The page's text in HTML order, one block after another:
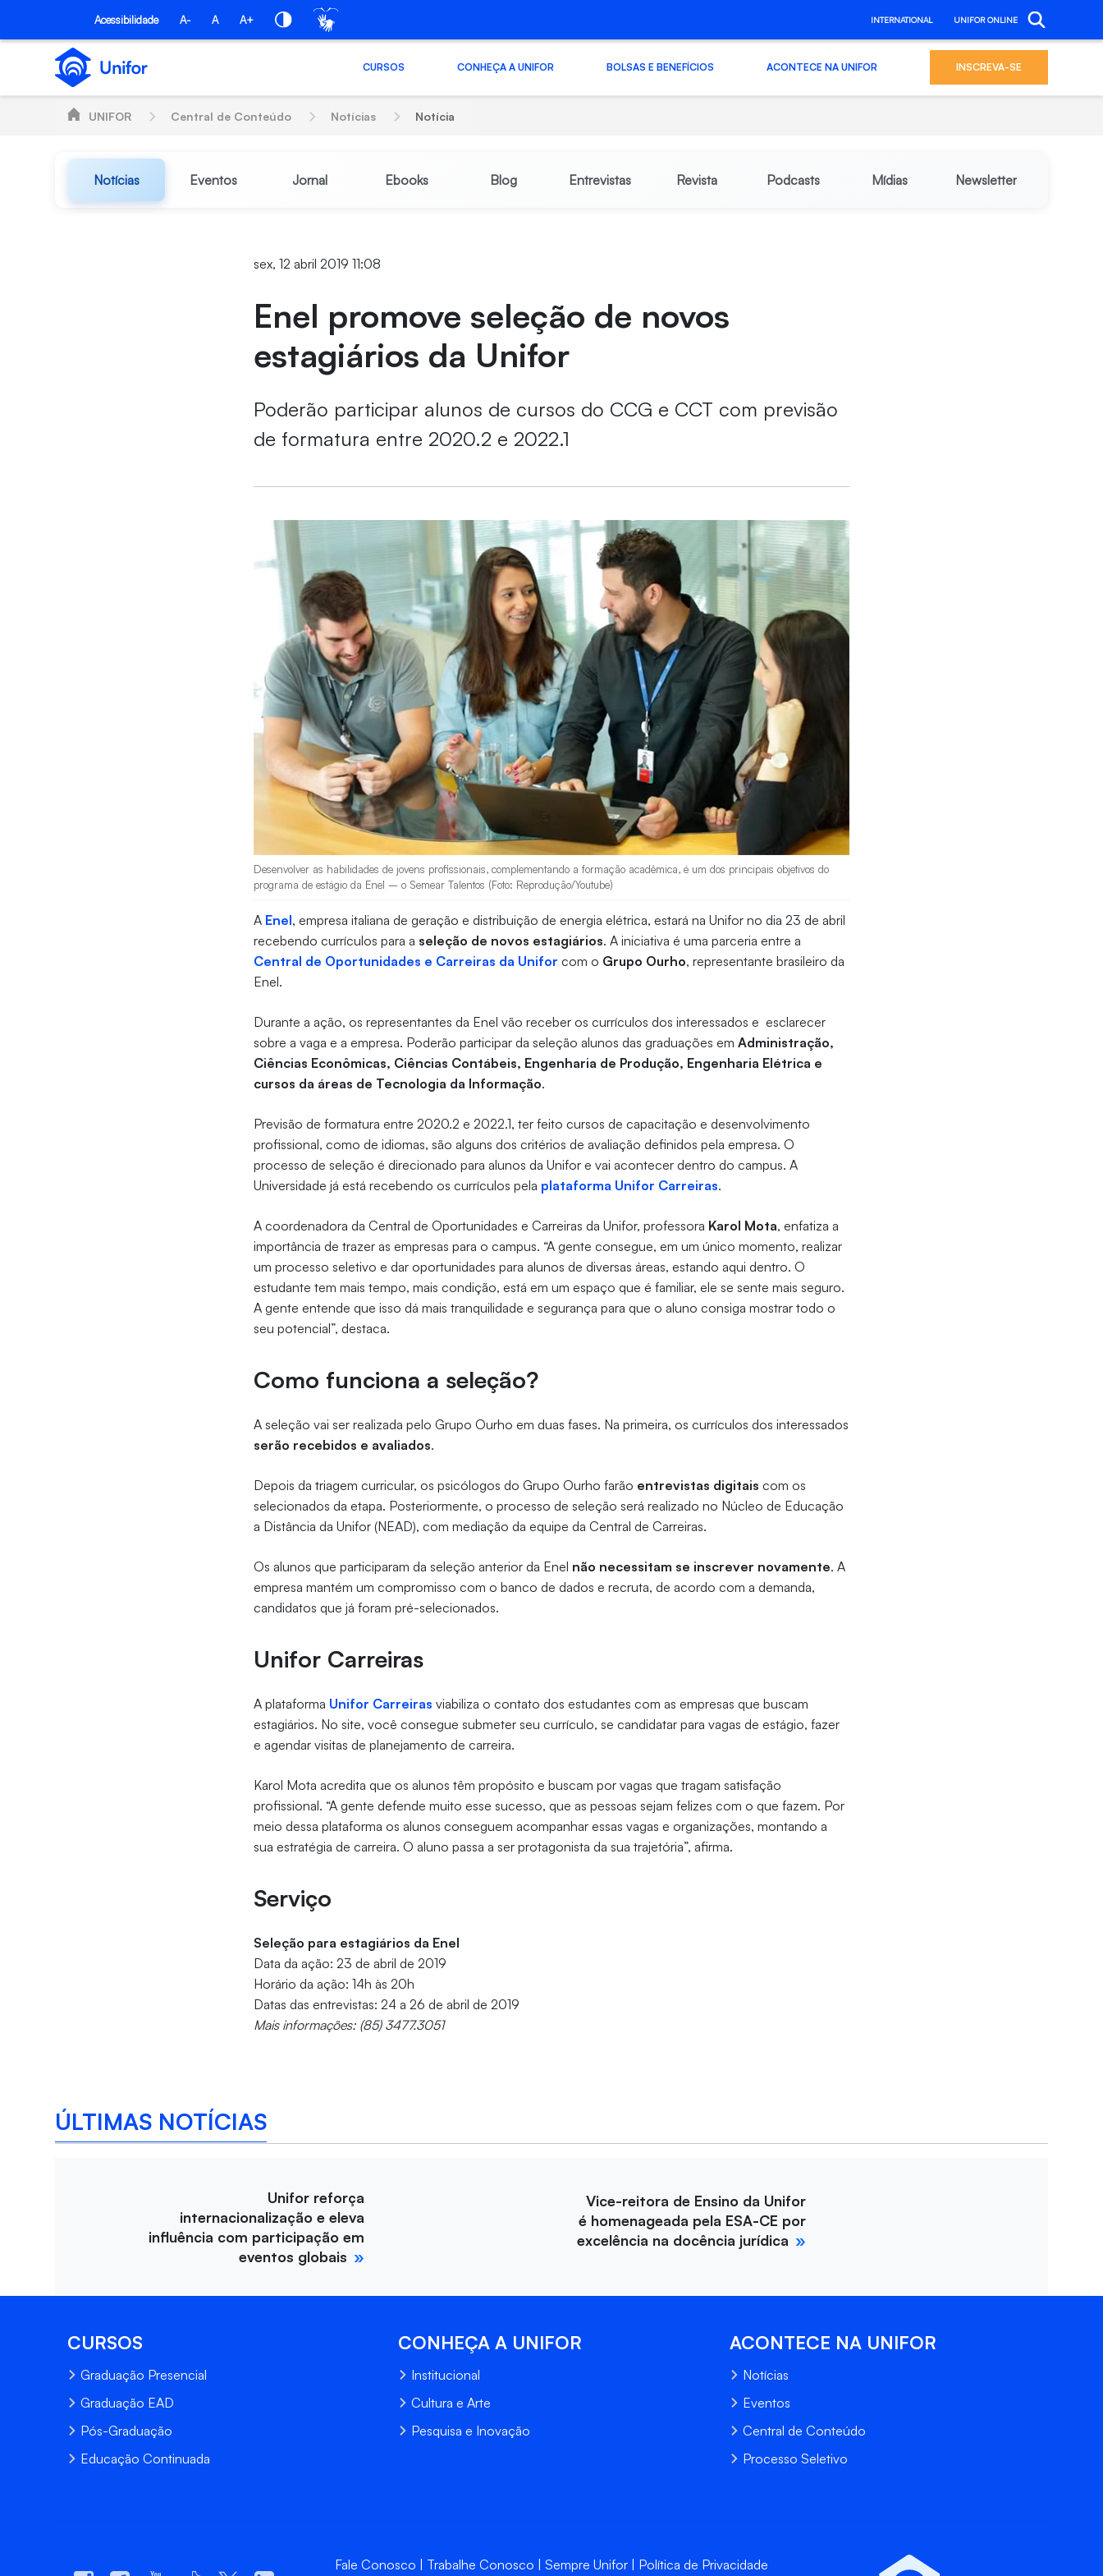
Pular para o Conteúdo principal
Acessibilidade A- A A+ INTERNATIONAL UNIFOR ONLINE
CURSOS CONHEÇA A UNIFOR BOLSAS E BENEFÍCIOS ACONTECE NA UNIFOR INSCREVA-SE
UNIFOR Central de Conteúdo Notícias Notícia
Notícias Eventos Jornal Ebooks Blog Entrevistas Revista Podcasts Mídias Newsletter
sex, 12 abril 2019 11:08
Enel promove seleção de novos
estagiários da Unifor
Poderão participar alunos de cursos do CCG e CCT com previsão
de formatura entre 2020.2 e 2022.1
Desenvolver as habilidades de jovens profissionais, complementando a formação acadêmica, é um dos principais objetivos do
programa de estágio da Enel – o Semear Talentos (Foto: Reprodução/Youtube)
A Enel, empresa italiana de geração e distribuição de energia elétrica, estará na Unifor no dia 23 de abril
recebendo currículos para a seleção de novos estagiários. A iniciativa é uma parceria entre a
Central de Oportunidades e Carreiras da Unifor com o Grupo Ourho, representante brasileiro da
Enel.
Durante a ação, os representantes da Enel vão receber os currículos dos interessados e esclarecer
sobre a vaga e a empresa. Poderão participar da seleção alunos das graduações emAdministração,
Ciências Econômicas, Ciências Contábeis, Engenharia de Produção, Engenharia Elétrica e
cursos da áreas de Tecnologia da Informação.
Previsão de formatura entre 2020.2 e 2022.1, ter feito cursos de capacitação e desenvolvimento
profissional, como de idiomas, são alguns dos critérios de avaliação definidos pela empresa. O
processo de seleção é direcionado para alunos da Unifor e vai acontecer dentro do campus. A
Universidade já está recebendo os currículos pela plataforma Unifor Carreiras.
A coordenadora da Central de Oportunidades e Carreiras da Unifor, professora Karol Mota, enfatiza a
importância de trazer as empresas para o campus. “A gente consegue, em um único momento, realizar
um processo seletivo e dar oportunidades para alunos de diversas áreas, estando aqui dentro. O
estudante tem mais tempo, mais condição, está em um espaço que é familiar, ele se sente mais seguro.
A gente entende que isso dá mais tranquilidade e segurança para que o aluno consiga mostrar todo o
seu potencial”, destaca.
Como funciona a seleção?
A seleção vai ser realizada pelo Grupo Ourho em duas fases. Na primeira, os currículos dos interessados
serão recebidos e avaliados.
Depois da triagem curricular, os psicólogos do Grupo Ourho farão entrevistas digitaiscom os
selecionados da etapa. Posteriormente, o processo de seleção será realizado no Núcleo de Educação
a Distância da Unifor (NEAD), com mediação da equipe da Central de Carreiras.
Os alunos que participaram da seleção anterior da Enel não necessitam se inscrever novamente. A
empresa mantém um compromisso com o banco de dados e recruta, de acordo com a demanda,
candidatos que já foram pré-selecionados.
Unifor Carreiras
A plataforma Unifor Carreiras viabiliza o contato dos estudantes com as empresas que buscam
estagiários. No site, você consegue submeter seu currículo, se candidatar para vagas de estágio, fazer
e agendar visitas de planejamento de carreira.
Karol Mota acredita que os alunos têm propósito e buscam por vagas que tragam satisfação
profissional. “A gente defende muito esse sucesso, que as pessoas sejam felizes com o que fazem. Por
meio dessa plataforma os alunos conseguem acompanhar essas vagas e organizações, montando a
sua estratégia de carreira. O aluno passa a ser protagonista da sua trajetória”, afirma.
Serviço
Seleção para estagiários da Enel
Data da ação: 23 de abril de 2019
Horário da ação: 14h às 20h
Datas das entrevistas: 24 a 26 de abril de 2019
Mais informações: (85) 3477.3051
ÚLTIMAS NOTÍCIAS
Unifor reforça
internacionalização e eleva
influência com participação em
eventos globais
Vice-reitora de Ensino da Unifor
é homenageada pela ESA-CE por
excelência na docência jurídica
CURSOS
Graduação Presencial
Graduação EAD
Pós-Graduação
Educação Continuada
CONHEÇA A UNIFOR
Institucional
Cultura e Arte
Pesquisa e Inovação
ACONTECE NA UNIFOR
Notícias
Eventos
Central de Conteúdo
Processo Seletivo
Fale Conosco Trabalhe Conosco Sempre Unifor Política de Privacidade